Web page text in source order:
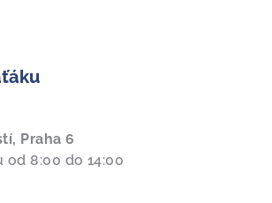
Praha 6
od 8:00 do 14:00